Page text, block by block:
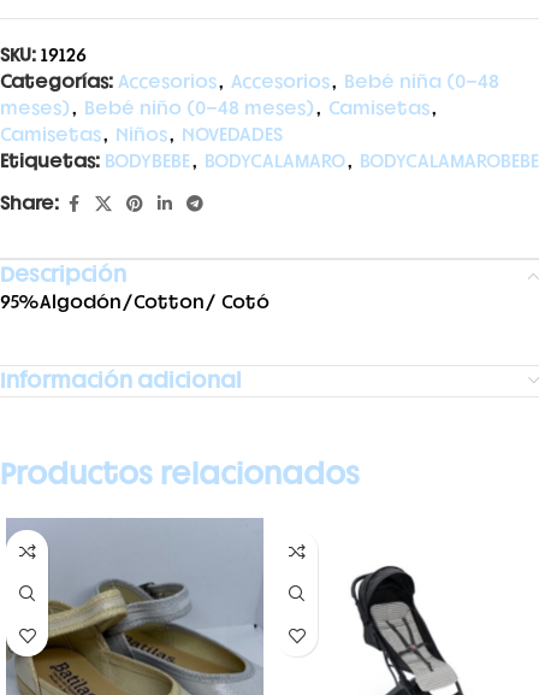
SKU: 19126
Categorías: Accesorios, Accesorios, Bebé niña (0-48
meses), Bebé niño (0-48 meses), Camisetas,
Camisetas, Niños, NOVEDADES
Etiquetas: BODYBEBE, BODYCALAMARO, BODYCALAMAROBEBE
Share:
Descripción
95%Algodón/Cotton/ Cotó
Información adicional
Productos relacionados